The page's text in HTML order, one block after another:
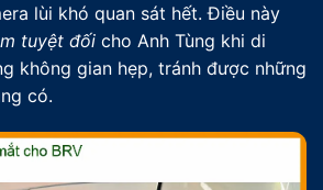
lùi khó quan sát hết. Điều này
tuyệt đối cho Anh Tùng khi di
không gian hẹp, tránh được những
có.